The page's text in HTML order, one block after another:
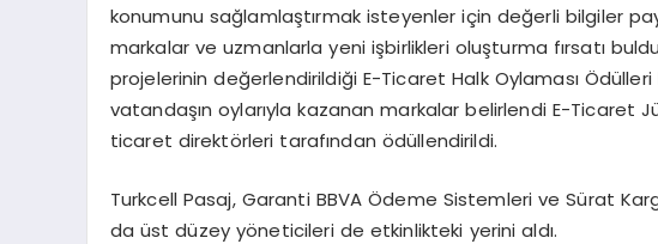
konumunu sağlamlaştırmak isteyenler için değerli bilgiler
markalar ve uzmanlarla yeni işbirlikleri oluşturma fırsatı
projelerinin değerlendirildiği E-Ticaret Halk Oylaması
vatandaşın oylarıyla kazanan markalar belirlendi E-Ticaret
ticaret direktörleri tarafından ödüllendirildi.
Turkcell Pasaj, Garanti BBVA Ödeme Sistemleri ve Sürat
da üst düzey yöneticileri de etkinlikteki yerini aldı.